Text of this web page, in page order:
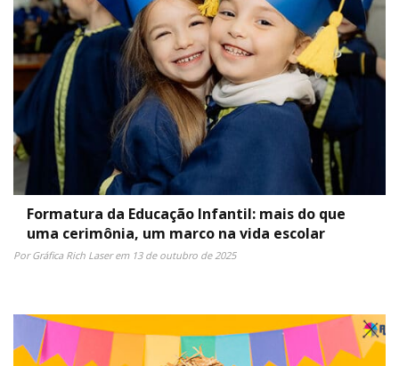
Formatura da Educação Infantil: mais do que
uma cerimônia, um marco na vida escolar
Por Gráfica Rich Laser em 13 de outubro de 2025